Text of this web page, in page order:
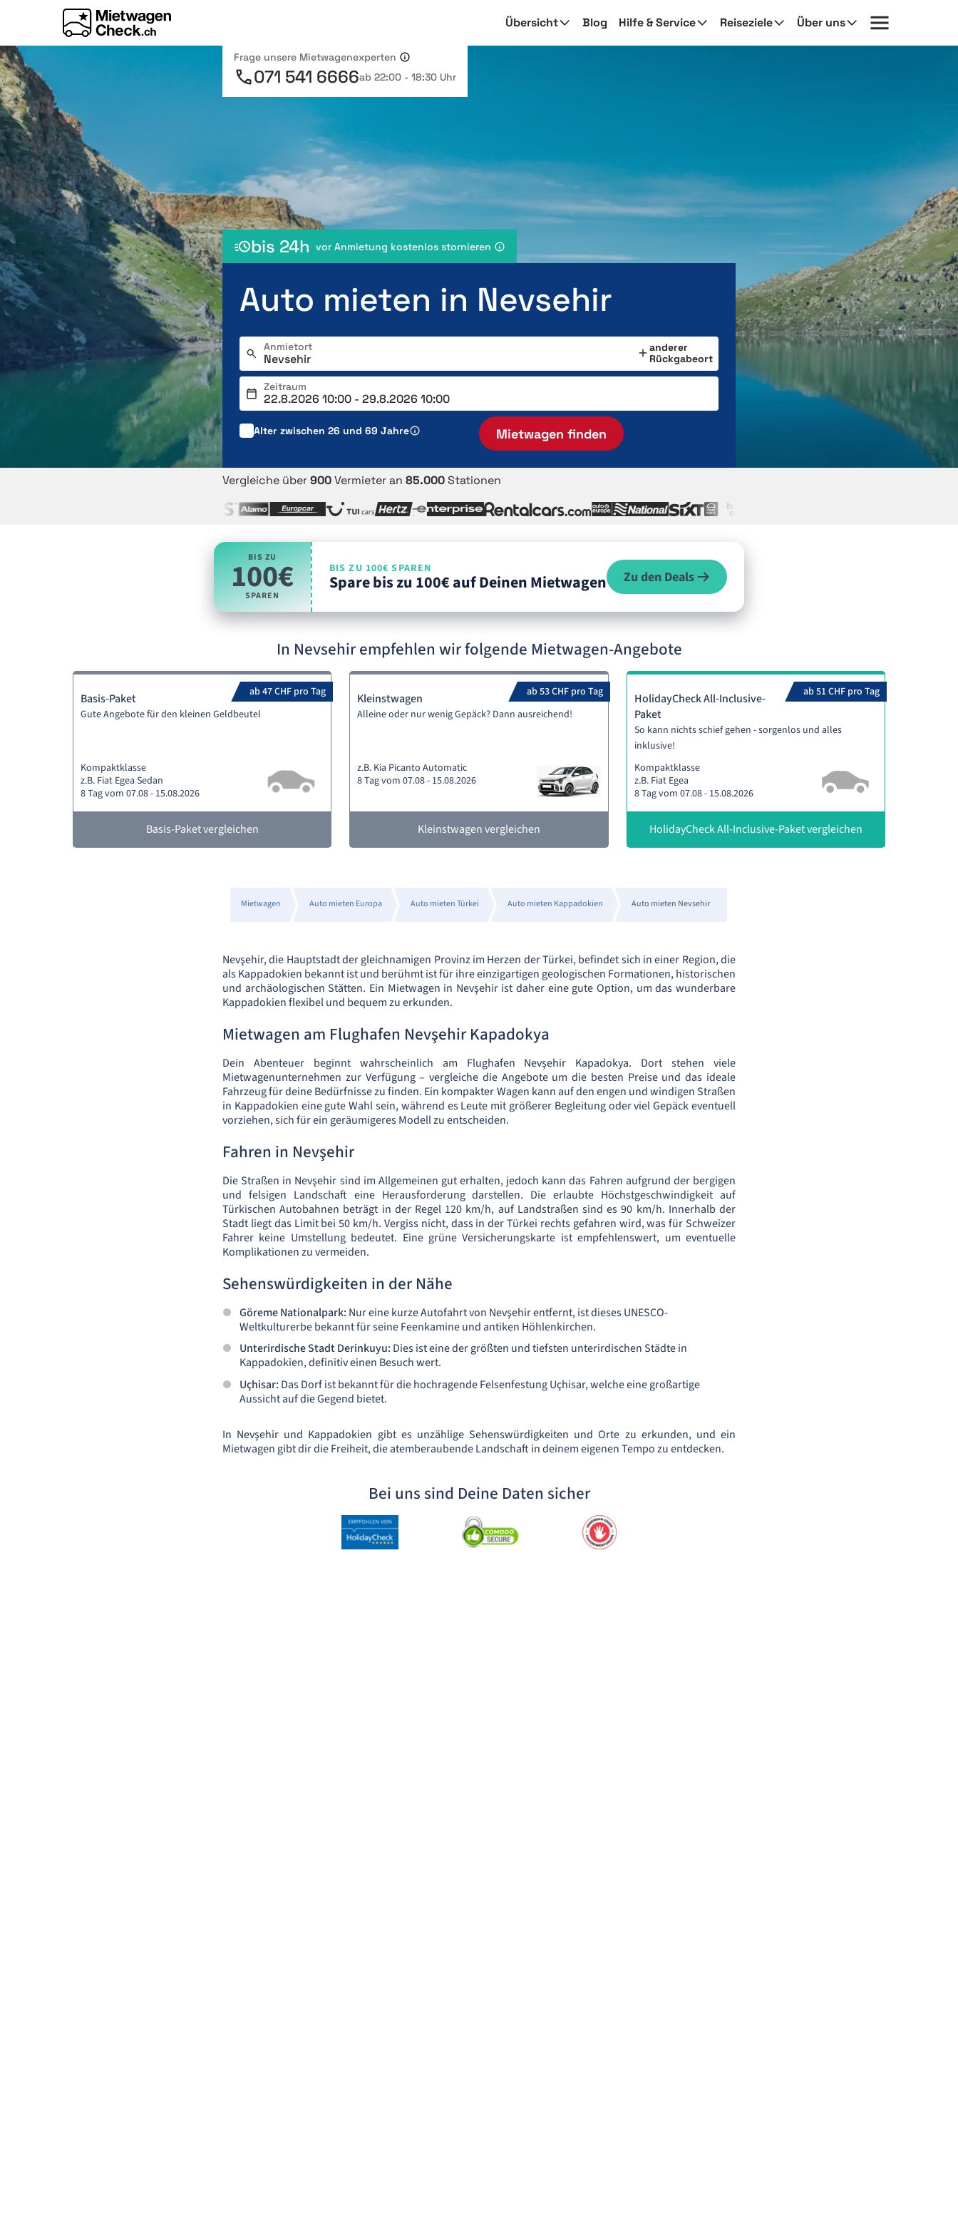
Übersicht Blog Hilfe & Service Reiseziele Über uns
Frage unsere Mietwagenexperten
071 541 6666ab 22:00 - 18:30 Uhr
bis 24h vor Anmietung kostenlos stornieren
Auto mieten in Nevsehir
Anmietort
anderer
Rückgabeort
Zeitraum
Alter zwischen 26 und 69 Jahre Mietwagen finden
Vergleiche über900Vermieter an 85.000Stationen
BIS ZU
100€
SPAREN
BIS ZU 100€ SPAREN
Spare bis zu 100€ auf Deinen Mietwagen Zu den Deals
In Nevsehir empfehlen wir folgende Mietwagen-Angebote
ab 47 CHF pro Tag
Basis-Paket
Gute Angebote für den kleinen Geldbeutel
Kompaktklasse
z.B. Fiat Egea Sedan
8 Tag vom 07.08 - 15.08.2026
Basis-Paket vergleichen
ab 53 CHF pro Tag
Kleinstwagen
Alleine oder nur wenig Gepäck? Dann ausreichend!
z.B. Kia Picanto Automatic
8 Tag vom 07.08 - 15.08.2026
Kleinstwagen vergleichen
ab 51 CHF pro Tag
HolidayCheck All-Inclusive-
Paket
So kann nichts schief gehen - sorgenlos und alles
inklusive!
Kompaktklasse
z.B. Fiat Egea
8 Tag vom 07.08 - 15.08.2026
HolidayCheck All-Inclusive-Paket vergleichen
Mietwagen Auto mieten Europa Auto mieten Türkei Auto mieten Kappadokien Auto mieten Nevsehir
Nevşehir, die Hauptstadt der gleichnamigen Provinz im Herzen der Türkei, befindet sich in einer Region, die
als Kappadokien bekannt ist und berühmt ist für ihre einzigartigen geologischen Formationen, historischen
und archäologischen Stätten. Ein Mietwagen in Nevşehir ist daher eine gute Option, um das wunderbare
Kappadokien flexibel und bequem zu erkunden.
Mietwagen am Flughafen Nevşehir Kapadokya
Dein Abenteuer beginnt wahrscheinlich am Flughafen Nevşehir Kapadokya. Dort stehen viele
Mietwagenunternehmen zur Verfügung – vergleiche die Angebote um die besten Preise und das ideale
Fahrzeug für deine Bedürfnisse zu finden. Ein kompakter Wagen kann auf den engen und windigen Straßen
in Kappadokien eine gute Wahl sein, während es Leute mit größerer Begleitung oder viel Gepäck eventuell
vorziehen, sich für ein geräumigeres Modell zu entscheiden.
Fahren in Nevşehir
Die Straßen in Nevşehir sind im Allgemeinen gut erhalten, jedoch kann das Fahren aufgrund der bergigen
und felsigen Landschaft eine Herausforderung darstellen. Die erlaubte Höchstgeschwindigkeit auf
Türkischen Autobahnen beträgt in der Regel 120 km/h, auf Landstraßen sind es 90 km/h. Innerhalb der
Stadt liegt das Limit bei 50 km/h. Vergiss nicht, dass in der Türkei rechts gefahren wird, was für Schweizer
Fahrer keine Umstellung bedeutet. Eine grüne Versicherungskarte ist empfehlenswert, um eventuelle
Komplikationen zu vermeiden.
Sehenswürdigkeiten in der Nähe
Göreme Nationalpark: Nur eine kurze Autofahrt von Nevşehir entfernt, ist dieses UNESCO-
Weltkulturerbe bekannt für seine Feenkamine und antiken Höhlenkirchen.
Unterirdische Stadt Derinkuyu: Dies ist eine der größten und tiefsten unterirdischen Städte in
Kappadokien, definitiv einen Besuch wert.
Uçhisar: Das Dorf ist bekannt für die hochragende Felsenfestung Uçhisar, welche eine großartige
Aussicht auf die Gegend bietet.
In Nevşehir und Kappadokien gibt es unzählige Sehenswürdigkeiten und Orte zu erkunden, und ein
Mietwagen gibt dir die Freiheit, die atemberaubende Landschaft in deinem eigenen Tempo zu entdecken.
Bei uns sind Deine Daten sicher